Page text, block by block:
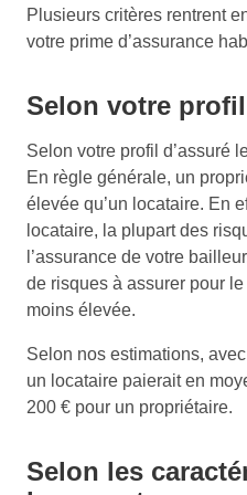
Plusieurs critères rentrent
votre prime d’assurance
Selon votre profil
Selon votre profil d’assuré
En règle générale, un
élevée qu’un locataire. En
locataire, la plupart des
l’assurance de votre
de risques à assurer pour
moins élevée.
Selon nos estimations,
un locataire paierait en
200 € pour un propriétaire.
Selon les